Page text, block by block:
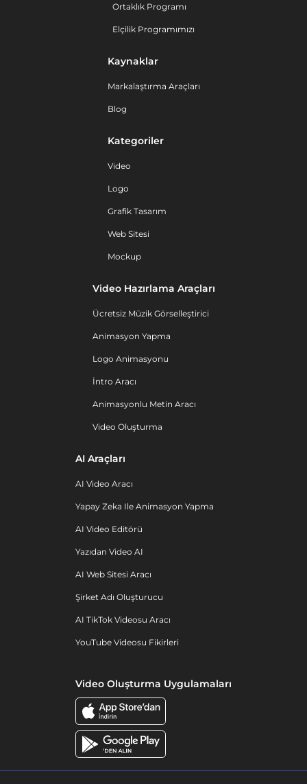
Ortaklık Programı
Elçilik Programımızı
Kaynaklar
Markalaştırma Araçları
Blog
Kategoriler
Video
Logo
Grafik Tasarım
Web Sitesi
Mockup
Video Hazırlama Araçları
Ücretsiz Müzik Görselleştirici
Animasyon Yapma
Logo Animasyonu
İntro Aracı
Animasyonlu Metin Aracı
Video Oluşturma
AI Araçları
AI Video Aracı
Yapay Zeka Ile Animasyon Yapma
AI Video Editörü
Yazıdan Video AI
AI Web Sitesi Aracı
Şirket Adı Oluşturucu
AI TikTok Videosu Aracı
YouTube Videosu Fikirleri
Video Oluşturma Uygulamaları